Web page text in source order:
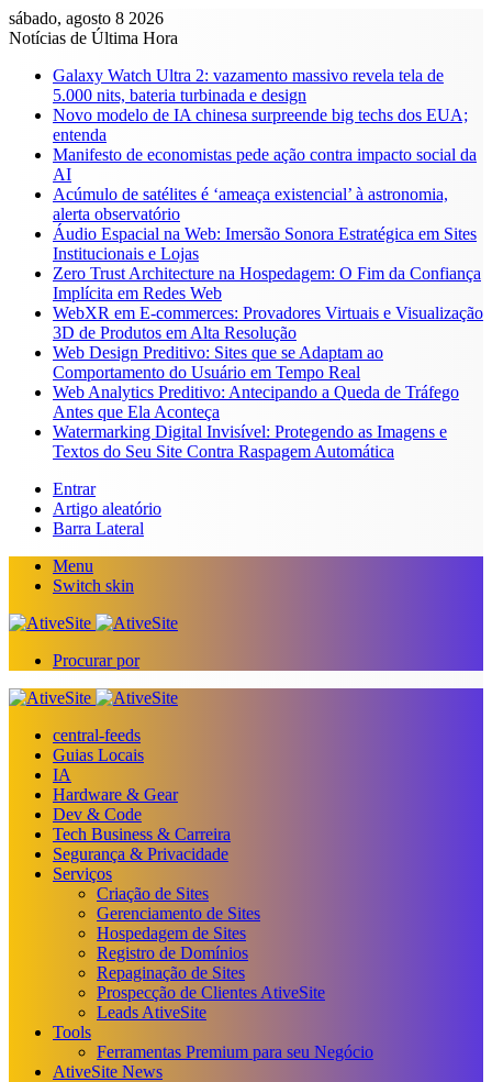
sábado, agosto 8 2026
Notícias de Última Hora
Galaxy Watch Ultra 2: vazamento massivo revela tela de
5.000 nits, bateria turbinada e design
Novo modelo de IA chinesa surpreende big techs dos EUA;
entenda
Manifesto de economistas pede ação contra impacto social da
AI
Acúmulo de satélites é ‘ameaça existencial’ à astronomia,
alerta observatório
Áudio Espacial na Web: Imersão Sonora Estratégica em Sites
Institucionais e Lojas
Zero Trust Architecture na Hospedagem: O Fim da Confiança
Implícita em Redes Web
WebXR em E-commerces: Provadores Virtuais e Visualização
3D de Produtos em Alta Resolução
Web Design Preditivo: Sites que se Adaptam ao
Comportamento do Usuário em Tempo Real
Web Analytics Preditivo: Antecipando a Queda de Tráfego
Antes que Ela Aconteça
Watermarking Digital Invisível: Protegendo as Imagens e
Textos do Seu Site Contra Raspagem Automática
Entrar
Artigo aleatório
Barra Lateral
Menu
Switch skin
Procurar por
central-feeds
Guias Locais
IA
Hardware & Gear
Dev & Code
Tech Business & Carreira
Segurança & Privacidade
Serviços
Criação de Sites
Gerenciamento de Sites
Hospedagem de Sites
Registro de Domínios
Repaginação de Sites
Prospecção de Clientes AtiveSite
Leads AtiveSite
Tools
Ferramentas Premium para seu Negócio
AtiveSite News